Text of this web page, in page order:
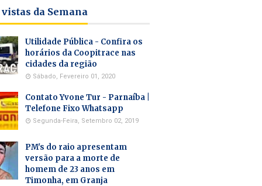
da Semana
Utilidade Pública - Confira os
horários da Coopitrace nas
cidades da região
Sábado, Fevereiro 01, 2020
Contato Yvone Tur - Parnaíba |
Telefone Fixo Whatsapp
Segunda-Feira, Setembro 02, 2019
PM's do raio apresentam
versão para a morte de
homem de 23 anos em
Timonha, em Granja